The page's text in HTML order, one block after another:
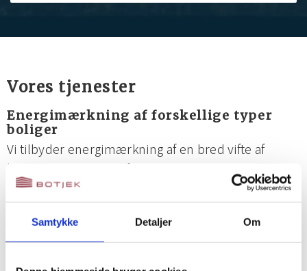
Samtykke Detaljer Om
Vores tjenester
Energimærkning af forskellige typer
boliger
Vi tilbyder energimærkning af en bred vifte af
boliger, herunder enfamiliehuse,
lejlighedskomplekser, nybyggeri og
erhvervsejendomme.
Vores konsulenter har specialiseret viden og